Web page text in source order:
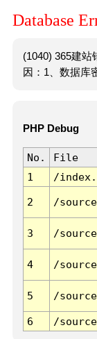
Database
(1040) 365建站
因：1、数据库
PHP Debug
No. File
1
/
2 /
3 /
4 /
5 /
6 /